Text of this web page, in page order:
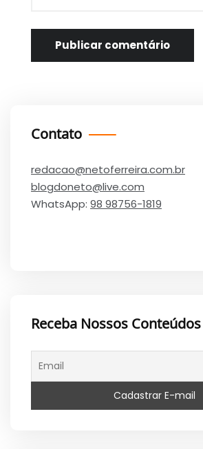
Contato
redacao@netoferreira.com.br
blogdoneto@live.com
WhatsApp: 98 98756-1819
Receba Nossos Conteúdos